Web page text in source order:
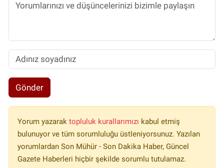
Gönder
Yorum yazarak topluluk kurallarımızı kabul etmiş
bulunuyor ve tüm sorumluluğu üstleniyorsunuz. Yazılan
yorumlardan Son Mühür - Son Dakika Haber, Güncel
Gazete Haberleri hiçbir şekilde sorumlu tutulamaz.